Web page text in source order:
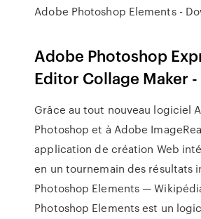
Adobe Photoshop Elements -
Adobe Photoshop
Editor Collage Maker -
Grâce au tout nouveau logiciel
Photoshop et à Adobe
application de création Web
en un tournemain des résultats
Photoshop Elements —
Photoshop Elements est un